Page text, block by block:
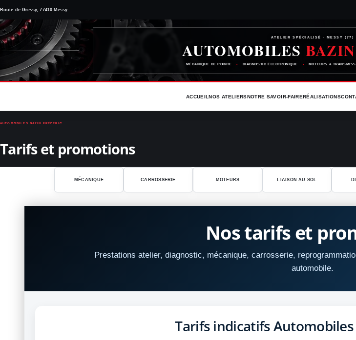
Route de Gressy, 77410 Messy
ATELIER SPÉCIALISÉ · MESSY (77)
AUTOMOBILES BAZIN
MÉCANIQUE DE POINTE • DIAGNOSTIC ÉLECTRONIQUE • MOTEURS &
ACCUEILNOS ATELIERSNOTRE SAVOIR-FAIRERÉALISATIONS
AUTOMOBILES BAZIN FRÉDÉRIC
Tarifs et promotions
MÉCANIQUE CARROSSERIE MOTEURS LIAISON AU SOL
Nos tarifs et
Prestations atelier, diagnostic, mécanique, carrosserie,
automobile.
Tarifs indicatifs Automobiles